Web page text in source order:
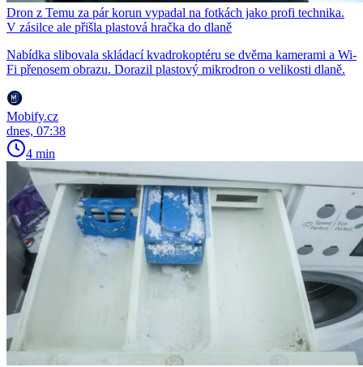
Dron z Temu za pár korun vypadal na fotkách jako profi technika.
V zásilce ale přišla plastová hračka do dlaně
Nabídka slibovala skládací kvadrokoptéru se dvěma kamerami a Wi-
Fi přenosem obrazu. Dorazil plastový mikrodron o velikosti dlaně.
Mobify.cz
dnes, 07:38
4 min